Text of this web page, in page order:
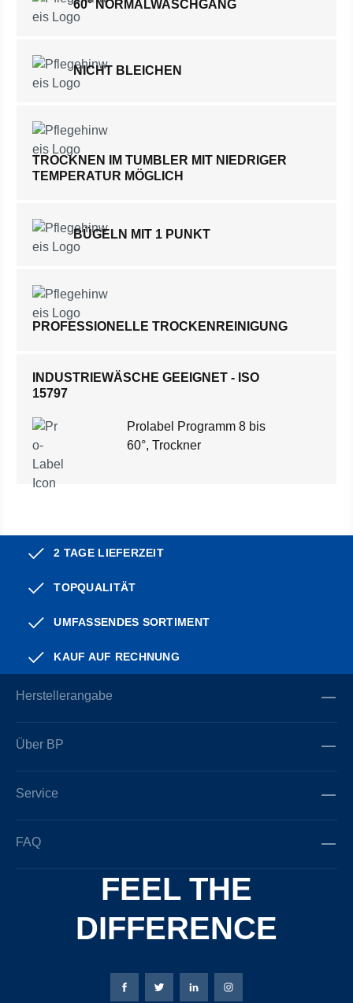
60° NORMALWASCHGANG
NICHT BLEICHEN
TROCKNEN IM TUMBLER MIT NIEDRIGER
TEMPERATUR MÖGLICH
BÜGELN MIT 1 PUNKT
PROFESSIONELLE TROCKENREINIGUNG
INDUSTRIEWÄSCHE GEEIGNET - ISO
15797
Prolabel Programm 8 bis
60°, Trockner
2 TAGE LIEFERZEIT
TOPQUALITÄT
UMFASSENDES SORTIMENT
KAUF AUF RECHNUNG
Herstellerangabe
Über BP
Service
FAQ
FEEL THE
DIFFERENCE
Bierbaum-Proenen Facebook-Seite
Bierbaum-Proenen Twitter Seite
Bierbaum-Proenen LinkedIn
Bierbaum-Proenen